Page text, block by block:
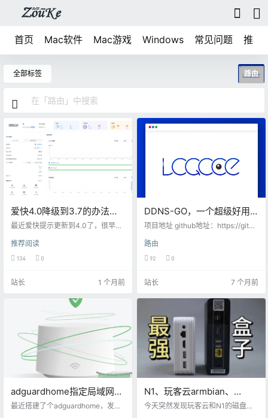
首页 Mac软件 Mac游戏 Windows 常见问题 推荐
全部标签 路由
爱快4.0降级到3.7的办法，
仅支持x86设备
最近爱快提示更新到4.0了，很早就
大，ui变的更好看了 走客体验了好
久，最后决定降级到3.0，主要原因
发现升级完降级不了了，原来升级
的时候爱快就提示了4.0不支持降级
到3.0了，看样子官方也是下决心要
把4.0好好做了，要不然不会不留退
路了,我只是最近访问网页的频率
高，4.0有些位置通过搜索可以找
到，我不是…
推荐阅读
134 0
站长 1 个月前
DDNS-GO，一个超级好用
的ipv4/ipv6的DDNS项目
项目地址 github地址：https://githu
Mac、Windows、Linux系统，支持
ARM、x86、RISC-V架构 支持的域
ack 百度云 Porkbun GoDaddy Na
mecheap NameSilo Dynadot DNS
路由
92 0
站长 7 个月前
adguardhome指定局域网设
备不过滤广告
最近搭建了个adguardhome，发现
N1、玩客云armbian、
casaos和openwrt清理磁盘
今天突然发现玩客云和N1的磁盘都